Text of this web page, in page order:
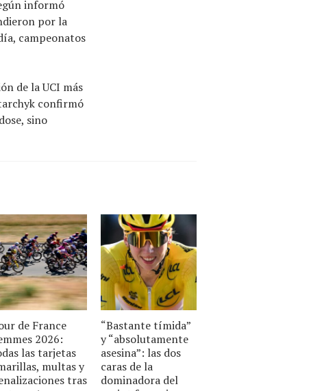
informó
por la
campeonatos
de la UCI más
confirmó
sino
de France
2026:
las tarjetas
multas y
tras
“Bastante tímida”
y “absolutamente
asesina”: las dos
caras de la
dominadora del